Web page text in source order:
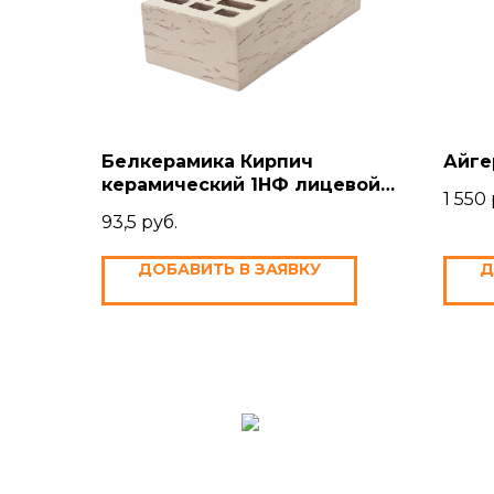
Белкерамика Кирпич
керамический 1НФ лицевой
"Белый город" Руст/Краст
93,5 руб.
ДОБАВИТЬ В ЗАЯВКУ
1 550